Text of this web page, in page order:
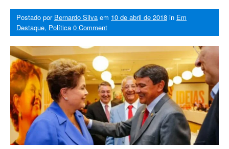
Postado por Bernardo Silva em 10 de abril de 2018 in Em
Destaque, Política 0 Comment